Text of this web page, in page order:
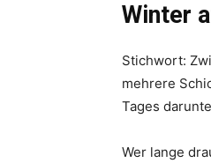
Winter
Stichwort:
mehrere
Tages
Wer lange